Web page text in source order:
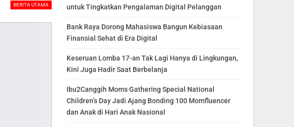
BERITA UTAMA
untuk Tingkatkan Pengalaman Digital Pelanggan
Bank Raya Dorong Mahasiswa Bangun Kebiasaan
Finansial Sehat di Era Digital
Keseruan Lomba 17-an Tak Lagi Hanya di Lingkungan,
Kini Juga Hadir Saat Berbelanja
Ibu2Canggih Moms Gathering Special National
Children’s Day Jadi Ajang Bonding 100 Momfluencer
dan Anak di Hari Anak Nasional